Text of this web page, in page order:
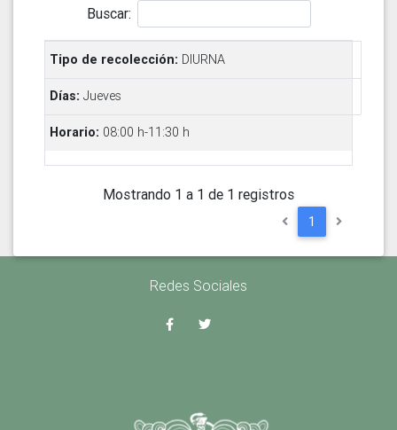
Buscar:
DIURNA
Jueves
08:00 h-11:30 h
Mostrando 1 a 1 de 1 registros
1
Redes Sociales